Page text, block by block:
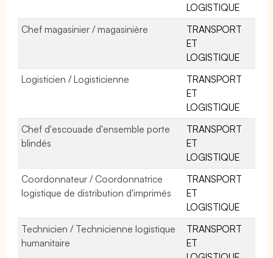
LOGISTIQUE
Chef magasinier / magasinière
TRANSPORT
ET
LOGISTIQUE
Logisticien / Logisticienne
TRANSPORT
ET
LOGISTIQUE
Chef d'escouade d'ensemble porte
blindés
TRANSPORT
ET
LOGISTIQUE
Coordonnateur / Coordonnatrice
logistique de distribution d'imprimés
TRANSPORT
ET
LOGISTIQUE
Technicien / Technicienne logistique
humanitaire
TRANSPORT
ET